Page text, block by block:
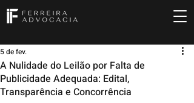
A Nulidade do Leilão por Falta de
Publicidade Adequada: Edital,
Transparência e Concorrência
5 de fev.